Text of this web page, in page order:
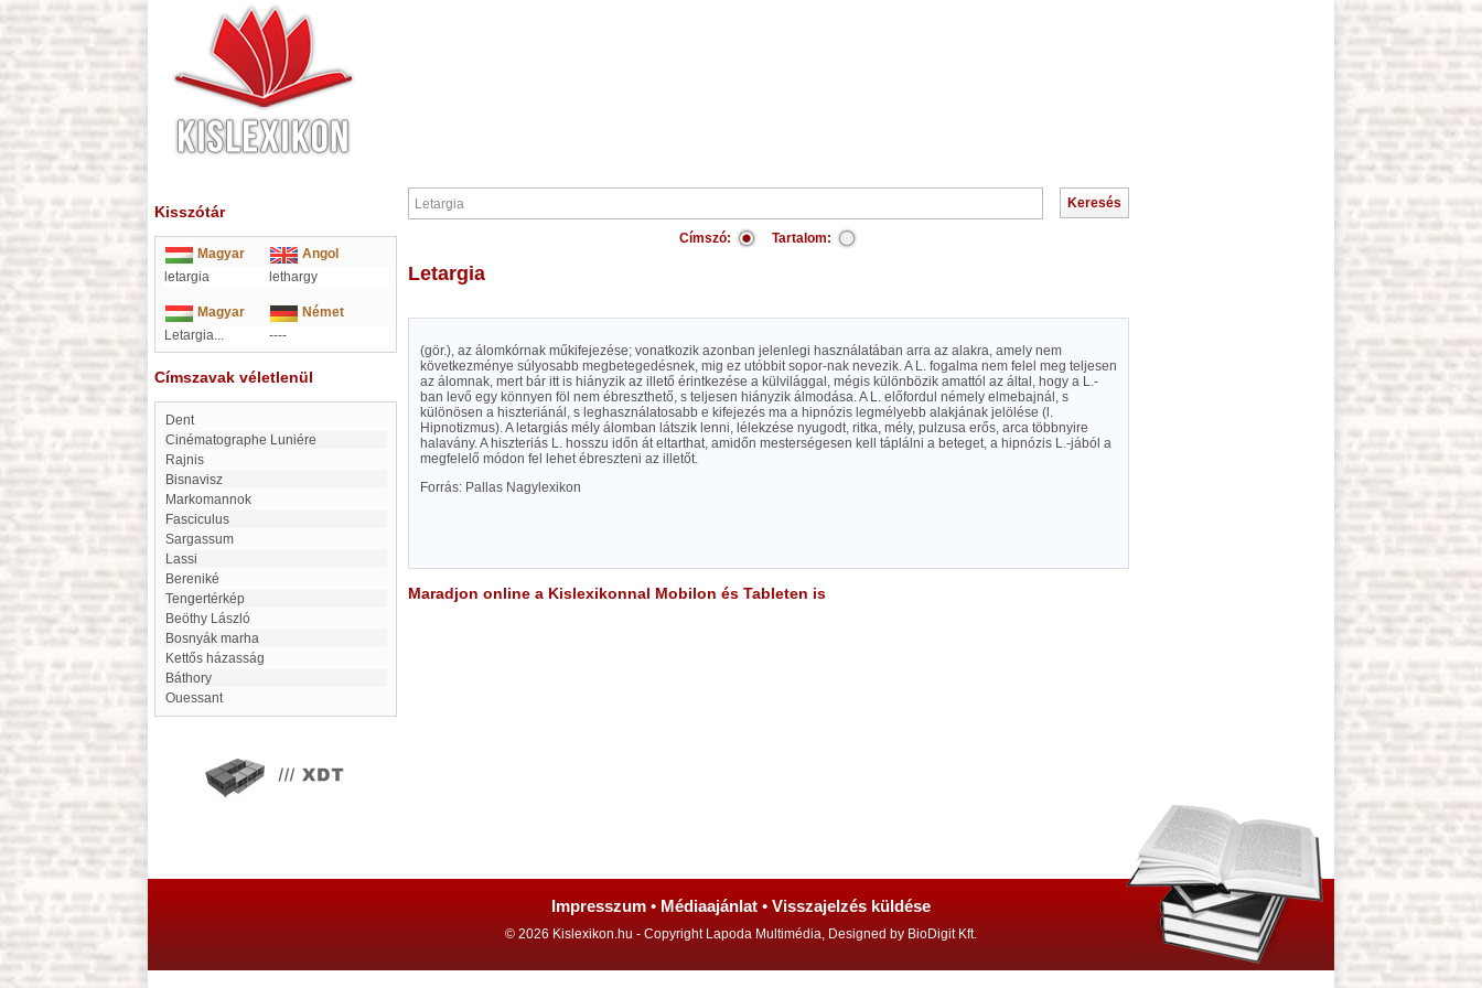
Kisszótár
Magyar
Angol
letargia
lethargy
Magyar
Német
Letargia...
----
Címszavak véletlenül
Dent
Cinématographe Luniére
Rajnis
Bisnavisz
Markomannok
fasciculus
Sargassum
Lassi
Bereniké
Tengertérkép
Beöthy László
Bosnyák marha
Kettős házasság
Báthory
Ouessant
Címszó: Tartalom:
Letargia
(gör.), az álomkórnak műkifejezése; vonatkozik azonban jelenlegi használatában arra az alakra, amely nem
következménye súlyosabb megbetegedésnek, mig ez utóbbit sopor-nak nevezik. A L. fogalma nem felel meg teljesen
az álomnak, mert bár itt is hiányzik az illető érintkezése a külvilággal, mégis különbözik amattól az által, hogy a L.-
ban levő egy könnyen föl nem ébreszthető, s teljesen hiányzik álmodása. A L. előfordul némely elmebajnál, s
különösen a hiszteriánál, s leghasználatosabb e kifejezés ma a hipnózis legmélyebb alakjának jelölése (l.
Hipnotizmus). A letargiás mély álomban látszik lenni, lélekzése nyugodt, ritka, mély, pulzusa erős, arca többnyire
halavány. A hiszteriás L. hosszu időn át eltarthat, amidőn mesterségesen kell táplálni a beteget, a hipnózis L.-jából a
megfelelő módon fel lehet ébreszteni az illetőt.
Forrás: Pallas Nagylexikon
Maradjon online a Kislexikonnal Mobilon és Tableten is
Impresszum • Médiaajánlat • Visszajelzés küldése
© 2026 Kislexikon.hu - Copyright Lapoda Multimédia, Designed by BioDigit Kft.